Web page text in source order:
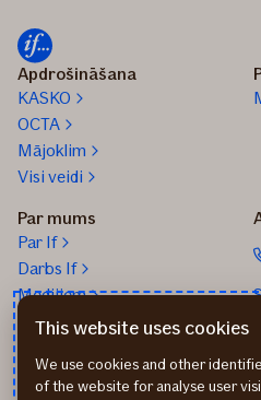
Apdrošināšana
KASKO
OCTA
Mājoklim
Visi veidi
Par mums
Par If
Darbs If
Medijiem
Blogs
This website uses cookies
We use cookies and other
of the website for analyse user